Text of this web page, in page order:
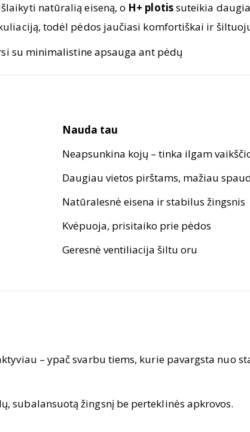
natūralią eiseną, o H+ plotissuteikia
todėl pėdos jaučiasi komfortiškai ir
su minimalistine apsauga ant pėdų
Nauda tau
Neapsunkina kojų – tinka ilgam
Daugiau vietos pirštams, mažiau
Natūralesnė eisena ir stabilus žingsnis
Kvėpuoja, prisitaiko prie pėdos
Geresnė ventiliacija šiltu oru
– ypač svarbu tiems, kurie pavargsta nuo
subalansuotą žingsnį be perteklinės apkrovos.